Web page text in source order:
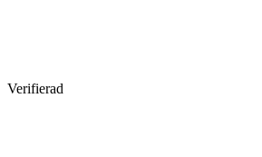
Verifierad